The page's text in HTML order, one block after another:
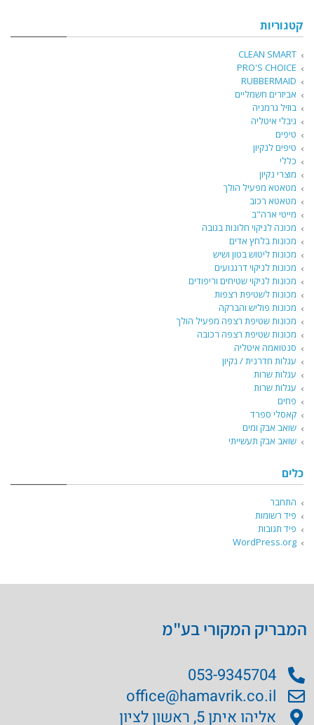
קטגוריות
CLEAN SMART
PRO'S CHOICE
RUBBERMAID
אביזרים חשמליים
בוזיל גרמניה
גיבלי איטליה
טיפים
טיפים לנקיון
כללי
מוצרי נקיון
מטאטא מפעיל הולך
מטאטא רכוב
מייטי ארה"ב
מכונה לניקוי חלונות בגובה
מכונות בלחץ אדים
מכונות ליטוש בטון ושיש
מכונות לניקוי דרגנועים
מכונות לניקוי שטיחים וריפודים
מכונות לשטיפת רצפות
מכונות פוליש והברקה
מכונות שטיפת רצפה מפעיל הולך
מכונות שטיפת רצפה רכובה
סנטואמה איטליה
עגלות חדרנית / נקיון
עגלות שרות
עגלות שרות
פחים
קאסלי ספרד
שואב אבק ומים
שואב אבק תעשייתי
כלים
התחבר
פיד רשומות
פיד תגובות
WordPress.org
המבריק המקורי בע"מ
053-9345704
office@hamavrik.co.il
אליהו איתן 5, ראשון לציון